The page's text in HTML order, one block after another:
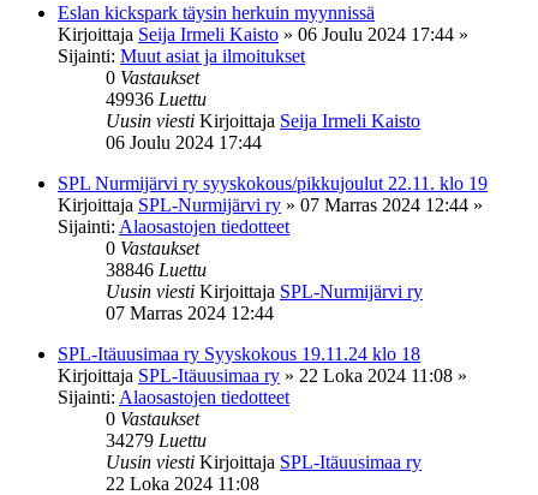
Eslan kickspark täysin herkuin myynnissä
Kirjoittaja Seija Irmeli Kaisto » 06 Joulu 2024 17:44 »
Sijainti: Muut asiat ja ilmoitukset
0 Vastaukset
49936 Luettu
Uusin viesti Kirjoittaja Seija Irmeli Kaisto
06 Joulu 2024 17:44
SPL Nurmijärvi ry syyskokous/pikkujoulut 22.11. klo 19
Kirjoittaja SPL-Nurmijärvi ry » 07 Marras 2024 12:44 »
Sijainti: Alaosastojen tiedotteet
0 Vastaukset
38846 Luettu
Uusin viesti Kirjoittaja SPL-Nurmijärvi ry
07 Marras 2024 12:44
SPL-Itäuusimaa ry Syyskokous 19.11.24 klo 18
Kirjoittaja SPL-Itäuusimaa ry » 22 Loka 2024 11:08 »
Sijainti: Alaosastojen tiedotteet
0 Vastaukset
34279 Luettu
Uusin viesti Kirjoittaja SPL-Itäuusimaa ry
22 Loka 2024 11:08